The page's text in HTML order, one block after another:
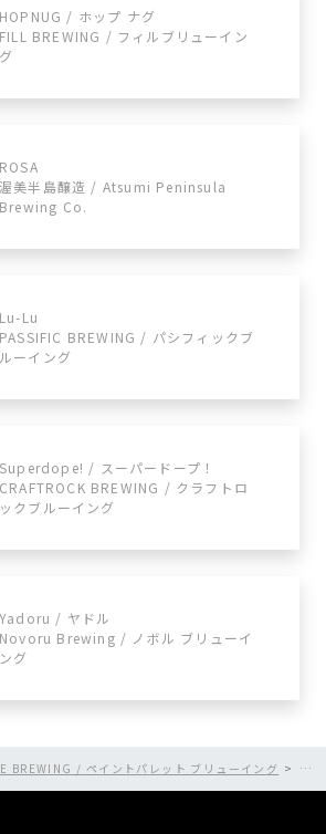
HOPNUG / ホップ ナグ
FILL BREWING / フィルブリューイン
グ
ROSA
渥美半島醸造 / Atsumi Peninsula
Brewing Co.
Lu-Lu
PASSIFIC BREWING / パシフィックブ
ルーイング
Superdope! / スーパードープ！
CRAFTROCK BREWING / クラフトロ
ックブルーイング
Yadoru / ヤドル
Novoru Brewing / ノボル ブリューイ
ング
BREWING / ペイントパレット ブリューイング